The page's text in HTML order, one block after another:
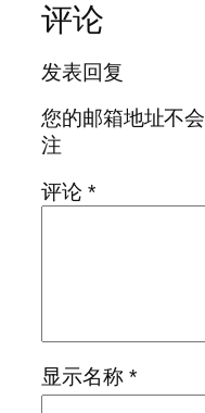
评论
发表回复
您的邮箱地址不会
注
评论 *
显示名称 *